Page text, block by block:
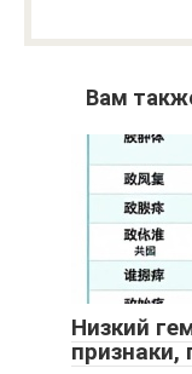
Вам
Низкий
признаки,